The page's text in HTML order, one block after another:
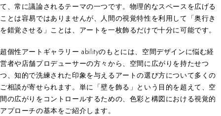
て、常に議論されるテーマの一つです。物理的なスペースを広げる
ことは容易ではありませんが、人間の視覚特性を利用して「奥行き
を錯覚させる」ことは、アートを一枚飾るだけで十分に可能です。
超個性アートギャラリー abilityのもとには、空間デザインに悩む経
営者や店舗プロデューサーの方々から、空間に広がりを持たせつ
つ、知的で洗練された印象を与えるアートの選び方について多くの
ご相談が寄せられます。単に「壁を飾る」という目的を超えて、空
間の広がりをコントロールするための、色彩と構図における視覚的
アプローチの基本をご紹介します。